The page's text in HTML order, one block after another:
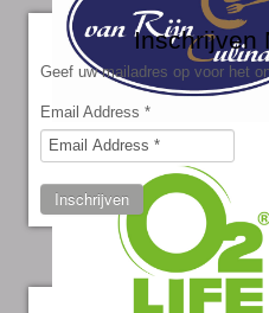
Inschrijven
Geef uw mailadres op voor het
Email Address *
Inschrijven